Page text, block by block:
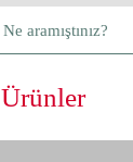
Ürünler